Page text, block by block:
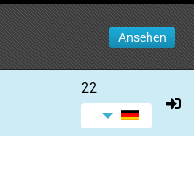
Ansehen
22